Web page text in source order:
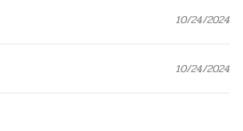
10/24/2024
10/24/2024